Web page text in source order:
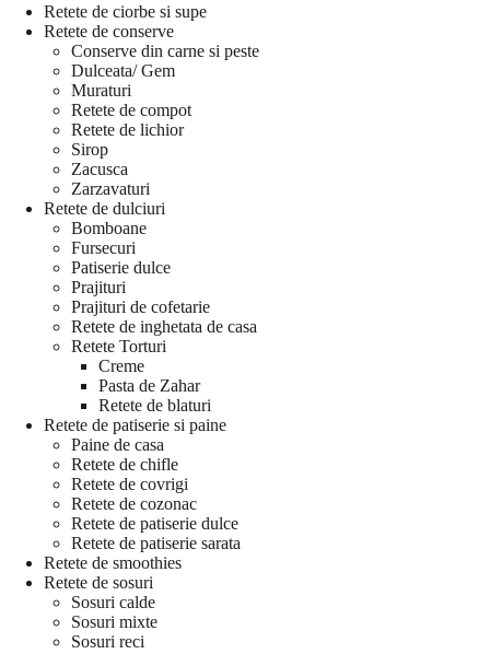
Retete de ciorbe si supe
Retete de conserve
Conserve din carne si peste
Dulceata/ Gem
Muraturi
Retete de compot
Retete de lichior
Sirop
Zacusca
Zarzavaturi
Retete de dulciuri
Bomboane
Fursecuri
Patiserie dulce
Prajituri
Prajituri de cofetarie
Retete de inghetata de casa
Retete Torturi
Creme
Pasta de Zahar
Retete de blaturi
Retete de patiserie si paine
Paine de casa
Retete de chifle
Retete de covrigi
Retete de cozonac
Retete de patiserie dulce
Retete de patiserie sarata
Retete de smoothies
Retete de sosuri
Sosuri calde
Sosuri mixte
Sosuri reci